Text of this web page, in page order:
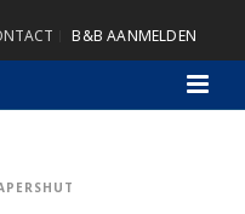
B&B AANMELDEN